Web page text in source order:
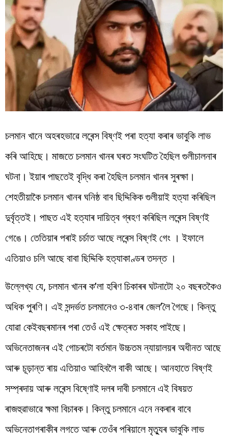
চলমান খানে অহৰহভাৱে লৰেন্স বিষ্ণই পৰা হত্যা কৰাৰ ভাবুকি লাভ
কৰি আহিছে। মাজতে চলমান খানৰ ঘৰত সংঘটিত হৈছিল গুলীচালনাৰ
ঘটনা। ইয়াৰ পাছতেই বৃদ্ধি কৰা হৈছিল চলমান খানৰ সুৰক্ষা।
শেহতীয়াকৈ চলমান খানৰ ঘনিষ্ঠ বাব ছিদ্দিকিক গুলীয়াই হত্যা কৰিছিল
দুৰ্বৃত্তই। পাছত এই হত্যাৰ দায়িত্ব গ্ৰহণ কৰিছিল লৰেন্স বিষ্ণই
গেঙে। তেতিয়াৰ পৰাই চৰ্চাত আছে লৰেন্স বিষ্ণই গেং । ইফালে
এতিয়াও চলি আছে বাবা ছিদ্দিকি হত্যাকাণ্ডৰ তদন্ত ।
উল্লেখ্য যে, চলমান খানৰ ক’লা হৰিণ চিকাৰৰ ঘটনাটো ২০ বছৰতকৈও
অধিক পুৰণি। এই সন্দৰ্ভত চলমানেও ৩-৪বাৰ জেল’লৈ গৈছে। কিন্তু
যোৱা কেইবছৰমানৰ পৰা তেওঁ এই ক্ষেত্ৰত সকাহ পাইছে।
অভিনেতাজনৰ এই গোচৰটো বৰ্তমান উচ্চতম ন্যায়ালয়ৰ অধীনত আছে
আৰু চূড়ান্ত ৰায় এতিয়াও আহিবলৈ বাকী আছে। আনহাতে বিষ্ণই
সম্প্ৰদায় আৰু লৰেন্স বিষ্ণোই দলৰ দাবী চলমানে এই বিষয়ত
ৰাজহুৱাভাৱে ক্ষমা বিচাৰক। কিন্তু চলমানে এনে নকৰাৰ বাবে
অভিনেতাগৰাকীৰ লগতে আৰু তেওঁৰ পৰিয়ালে মৃত্যুৰ ভাবুকি লাভ